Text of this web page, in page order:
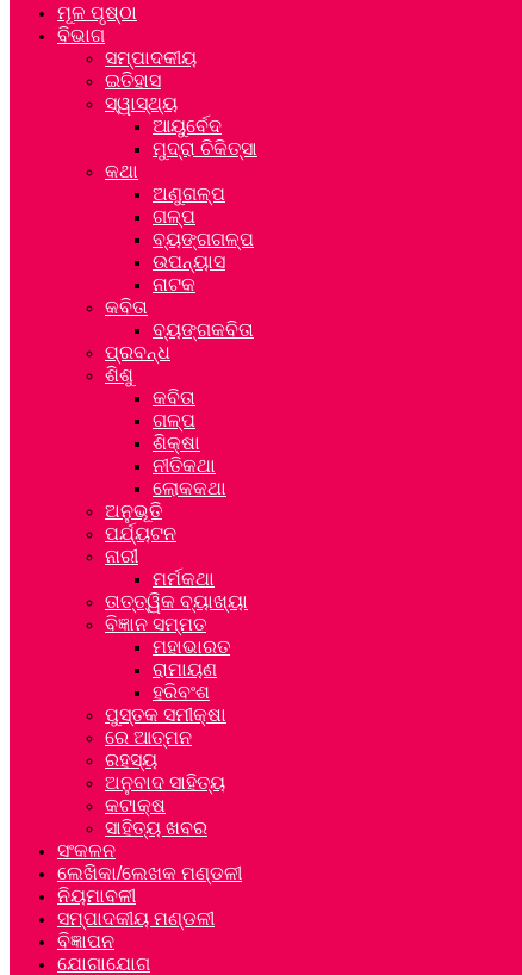
ମୂଳ ପୃଷ୍ଠା
ବିଭାଗ
ସମ୍ପାଦକୀୟ
ଇତିହାସ
ସ୍ୱାସ୍ଥ୍ୟ
ଆୟୁର୍ବେଦ
ମୁଦ୍ରା ଚିକିତ୍ସା
କଥା
ଅଣୁଗଳ୍ପ
ଗଳ୍ପ
ବ୍ୟଙ୍ଗଗଳ୍ପ
ଉପନ୍ୟାସ
ନାଟକ
କବିତା
ବ୍ୟଙ୍ଗକବିତା
ପ୍ରବନ୍ଧ
ଶିଶୁ
କବିତା
ଗଳ୍ପ
ଶିକ୍ଷା
ନୀତିକଥା
ଲୋକକଥା
ଅନୁଭୂତି
ପର୍ଯ୍ୟଟନ
ନାରୀ
ମର୍ମକଥା
ତାତ୍ତ୍ୱିକ ବ୍ୟାଖ୍ୟା
ବିଜ୍ଞାନ ସମ୍ମତ
ମହାଭାରତ
ରାମାୟଣ
ହରିବଂଶ
ପୁସ୍ତକ ସମୀକ୍ଷା
ରେ ଆତ୍ମନ
ରହସ୍ୟ
ଅନୁବାଦ ସାହିତ୍ୟ
କଟାକ୍ଷ
ସାହିତ୍ୟ ଖବର
ସଂକଳନ
ଲେଖିକା/ଲେଖକ ମଣ୍ଡଳୀ
ନିୟମାବଳୀ
ସମ୍ପାଦକୀୟ ମଣ୍ଡଳୀ
ବିଜ୍ଞାପନ
ଯୋଗାଯୋଗ